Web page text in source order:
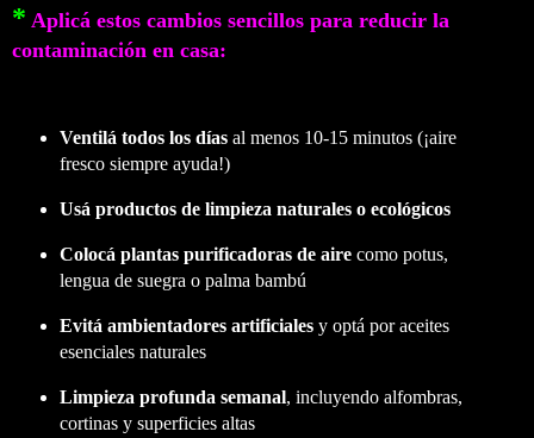
* Aplicá estos cambios sencillos para reducir la
contaminación en casa:
Ventilá todos los díasal menos 10-15 minutos (¡aire
fresco siempre ayuda!)
Usá productos de limpieza naturales o ecológicos
Colocá plantas purificadoras de airecomo potus,
lengua de suegra o palma bambú
Evitá ambientadores artificialesy optá por aceites
esenciales naturales
Limpieza profunda semanal, incluyendo alfombras,
cortinas y superficies altas